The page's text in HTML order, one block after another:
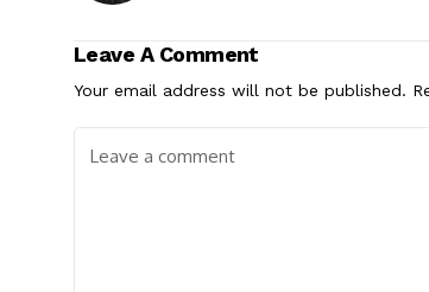
Leave A Comment
Your email address will not be published.